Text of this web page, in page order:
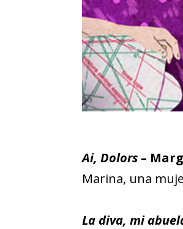
Ai, Dolors –
Marina, una
La diva, mi